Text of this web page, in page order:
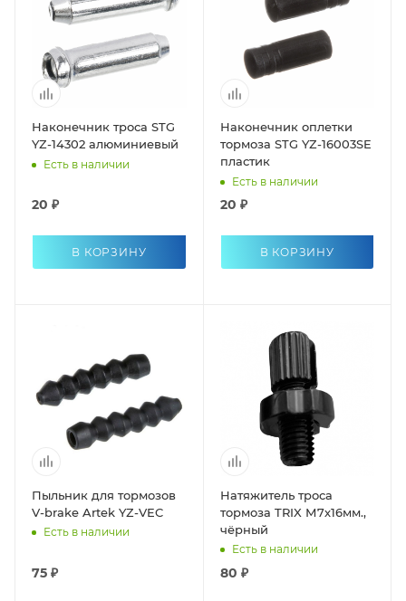
Наконечник троса STG
YZ-14302 алюминиевый
Есть в наличии
20 ₽
В КОРЗИНУ
Наконечник оплетки
тормоза STG YZ-16003SE
пластик
Есть в наличии
20 ₽
В КОРЗИНУ
Пыльник для тормозов
V-brake Artek YZ-VEC
Есть в наличии
75 ₽
Натяжитель троса
тормоза TRIX М7х16мм.,
чёрный
Есть в наличии
80 ₽